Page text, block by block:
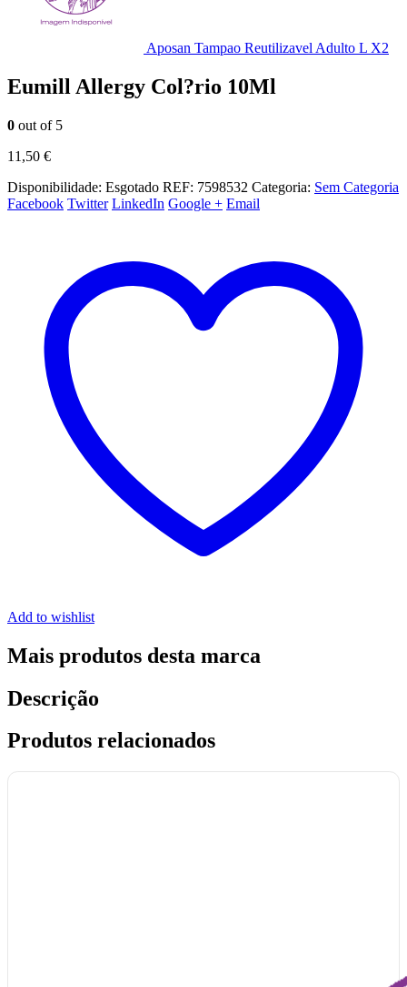
Aposan Tampao Reutilizavel Adulto L X2
Eumill Allergy Col?rio 10Ml
0 out of 5
11,50 €
Disponibilidade: Esgotado REF: 7598532 Categoria: Sem Categoria
Facebook Twitter LinkedIn Google + Email
Add to wishlist
Mais produtos desta marca
Descrição
Produtos relacionados